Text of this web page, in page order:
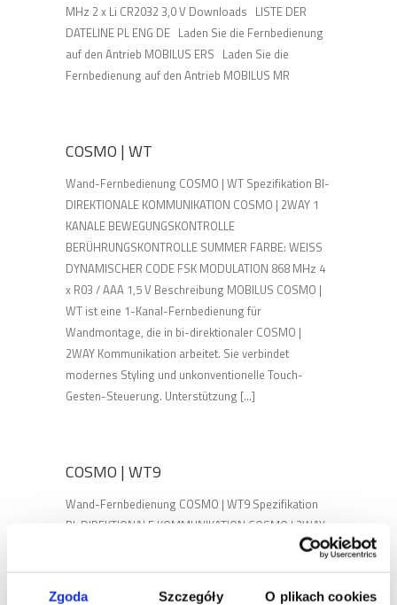
Zgoda Szczegóły O plikach cookies
MHz 2 x Li CR2032 3,0 V Downloads LISTE DER
DATELINE PL ENG DE Laden Sie die Fernbedienung
auf den Antrieb MOBILUS ERS Laden Sie die
Fernbedienung auf den Antrieb MOBILUS MR
COSMO | WT
Wand-Fernbedienung COSMO | WT Spezifikation BI-
DIREKTIONALE KOMMUNIKATION COSMO | 2WAY 1
KANALE BEWEGUNGSKONTROLLE
BERÜHRUNGSKONTROLLE SUMMER FARBE: WEISS
DYNAMISCHER CODE FSK MODULATION 868 MHz 4
x R03 / AAA 1,5 V Beschreibung MOBILUS COSMO |
WT ist eine 1-Kanal-Fernbedienung für
Wandmontage, die in bi-direktionaler COSMO |
2WAY Kommunikation arbeitet. Sie verbindet
modernes Styling und unkonventionelle Touch-
Gesten-Steuerung. Unterstützung [...]
COSMO | WT9
Wand-Fernbedienung COSMO | WT9 Spezifikation
BI-DIREKTIONALE KOMMUNIKATION COSMO | 2WAY
BERÜHRUNGSKONTROLLE SUMMER FARBE: WEISS
DYNAMISCHER CODE FSK MODULATION 868 MHz 4